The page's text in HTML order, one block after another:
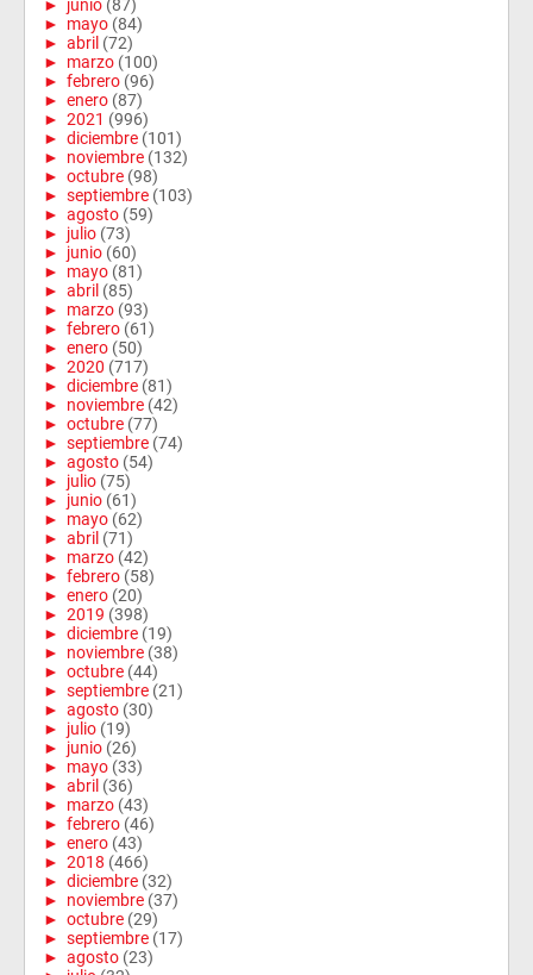
► junio (87)
► mayo (84)
► abril (72)
► marzo (100)
► febrero (96)
► enero (87)
► 2021 (996)
► diciembre (101)
► noviembre (132)
► octubre (98)
► septiembre (103)
► agosto (59)
► julio (73)
► junio (60)
► mayo (81)
► abril (85)
► marzo (93)
► febrero (61)
► enero (50)
► 2020 (717)
► diciembre (81)
► noviembre (42)
► octubre (77)
► septiembre (74)
► agosto (54)
► julio (75)
► junio (61)
► mayo (62)
► abril (71)
► marzo (42)
► febrero (58)
► enero (20)
► 2019 (398)
► diciembre (19)
► noviembre (38)
► octubre (44)
► septiembre (21)
► agosto (30)
► julio (19)
► junio (26)
► mayo (33)
► abril (36)
► marzo (43)
► febrero (46)
► enero (43)
► 2018 (466)
► diciembre (32)
► noviembre (37)
► octubre (29)
► septiembre (17)
► agosto (23)